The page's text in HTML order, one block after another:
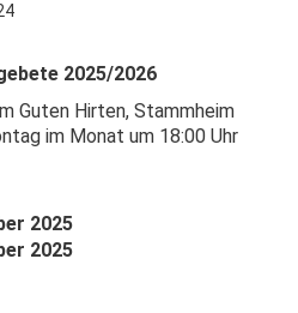
2025/2026
Guten Hirten, Stammheim
im Monat um 18:00 Uhr
2025
2025